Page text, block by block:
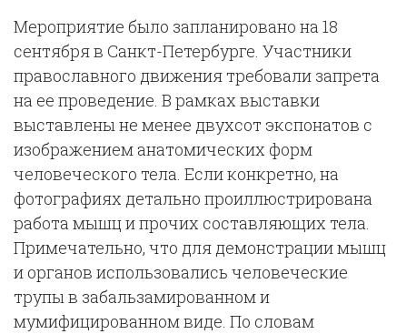
Мероприятие было запланировано на 18
сентября в Санкт-Петербурге. Участники
православного движения требовали запрета
на ее проведение. В рамках выставки
выставлены не менее двухсот экспонатов с
изображением анатомических форм
человеческого тела. Если конкретно, на
фотографиях детально проиллюстрирована
работа мышц и прочих составляющих тела.
Примечательно, что для демонстрации мышц
и органов использовались человеческие
трупы в забальзамированном и
мумифицированном виде. По словам